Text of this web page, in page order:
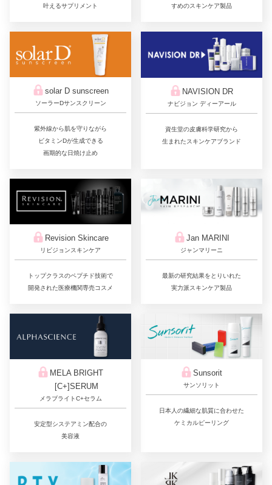
叶えるサプリメント
すめのスキンケア製品
solar D sunscreen
ソーラーDサンスクリーン
紫外線から肌を守りながら
ビタミンDが生成できる
画期的な日焼け止め
NAVISION DR
ナビジョン ディーアール
資生堂の皮膚科学研究から
生まれたスキンケアブランド
Revision Skincare
リビジョンスキンケア
トップクラスのペプチド技術で
開発された医療機関専売コスメ
Jan MARINI
ジャンマリーニ
最新の研究結果をとりいれた
実力派スキンケア製品
MELA BRIGHT
[C+]SERUM
メラブライトC+セラム
安定型システアミン配合の
美容液
Sunsorit
サンソリット
日本人の繊細な肌質に合わせた
ケミカルピーリング